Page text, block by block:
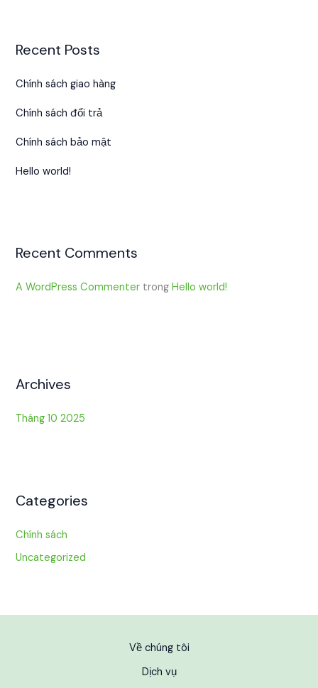
Recent Posts
Chính sách giao hàng
Chính sách đổi trả
Chính sách bảo mật
Hello world!
Recent Comments
A WordPress Commenter trongHello world!
Archives
Tháng 10 2025
Categories
Chính sách
Uncategorized
Về chúng tôi
Dịch vụ